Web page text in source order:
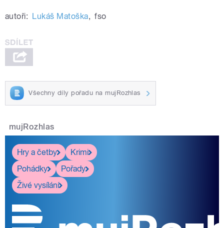
autoři: Lukáš Matoška, fso
Všechny díly pořadu na mujRozhlas
mujRozhlas
Hry a četby
Krimi
Pohádky
Pořady
Živé vysílání